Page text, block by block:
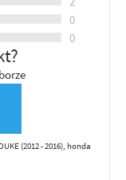
0
0
(2012 - 2016), honda